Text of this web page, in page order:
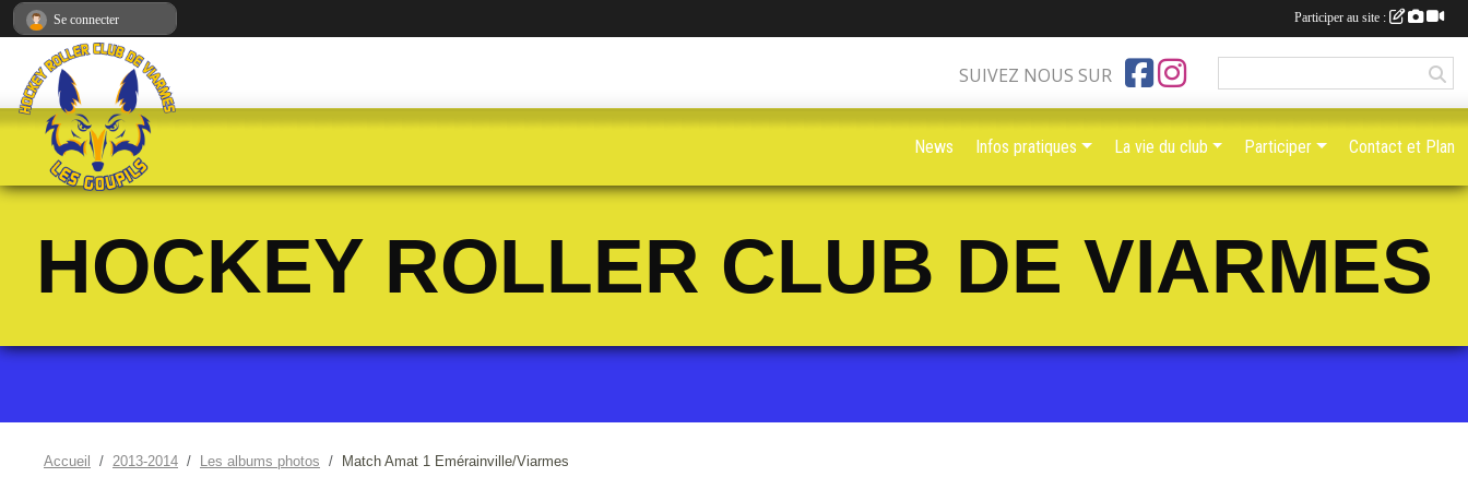
HOCKEY ROLLER CLUB DE VIARMES
Accueil 2013-2014 Les albums photos Match Amat 1 Emérainville/Viarmes
SUIVEZ NOUS SUR
News Infos pratiques La vie du club Participer Contact et Plan
Se connecter Participer au site :
Panneau de gestion des cookies